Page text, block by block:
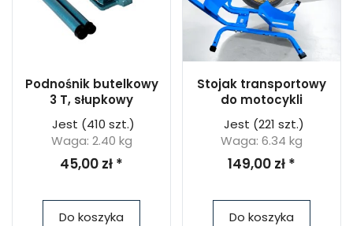
Podnośnik butelkowy
3 T, słupkowy
Jest (410 szt.)
Waga: 2.40 kg
45,00 zł *
Do koszyka
Stojak transportowy
do motocykli
Jest (221 szt.)
Waga: 6.34 kg
149,00 zł *
Do koszyka